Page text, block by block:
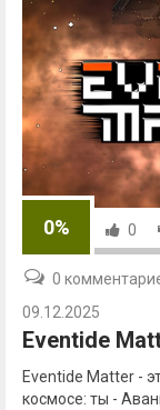
0% 0
0
09.12.2025
Eventide
Eventide Matter -
космосе: ты -